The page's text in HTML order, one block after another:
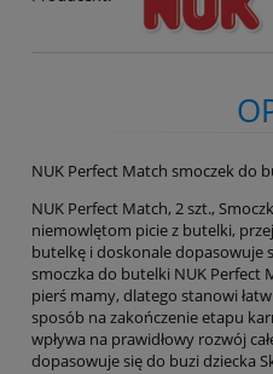
NUK Perfect Match smoczek do
NUK Perfect Match, 2 szt.,
niemowlętom picie z butelki,
butelkę i doskonale dopasowuje
smoczka do butelki NUK Perfect
pierś mamy, dlatego stanowi
sposób na zakończenie etapu
wpływa na prawidłowy rozwój
dopasowuje się do buzi dziecka